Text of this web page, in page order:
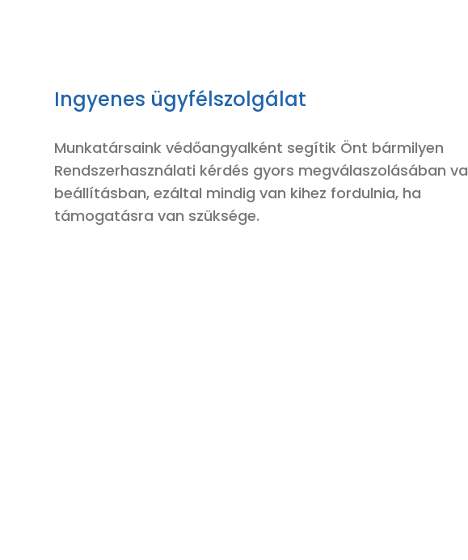
Ingyenes ügyfélszolgálat
Munkatársaink védőangyalként segítik Önt bármilyen
Rendszerhasználati kérdés gyors megválaszolásában va
beállításban, ezáltal mindig van kihez fordulnia, ha
támogatásra van szüksége.